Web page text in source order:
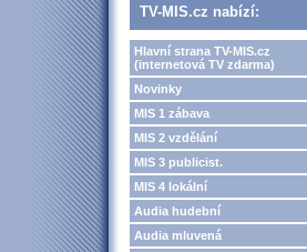
TV-MIS.cz nabízí:
Hlavní strana TV-MIS.cz
(internetová TV zdarma)
Novinky
MIS 1 zábava
MIS 2 vzdělání
MIS 3 publicist.
MIS 4 lokální
Audia hudební
Audia mluvená